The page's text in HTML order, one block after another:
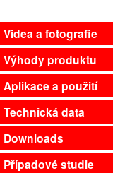
Videa a fotografie
Výhody produktu
Aplikace a použití
Technická data
Downloads
Případové studie